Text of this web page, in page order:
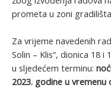
prometa u zoni
Za vrijeme navedenih
Solin – Klis“, dionica 18
u sljedećem terminu:
2023. godine u vremenu